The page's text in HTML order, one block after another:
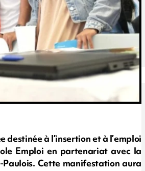
à l’insertion et à l’emploi
Emploi en partenariat avec la
Paulois. Cette manifestation aura